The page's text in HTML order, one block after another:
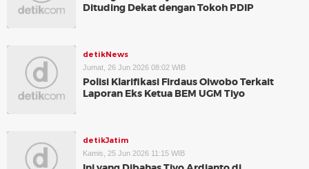
Dituding Dekat dengan Tokoh PDIP
detikNews
Jumat, 26 Jun 2026 08:02 WIB
Polisi Klarifikasi Firdaus Oiwobo Terkait
Laporan Eks Ketua BEM UGM Tiyo
detikJatim
Kamis, 25 Jun 2026 11:15 WIB